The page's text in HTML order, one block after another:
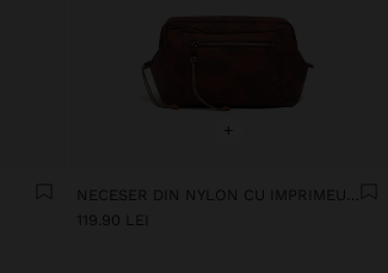
+
NECESER DIN NYLON CU IMPRIMEU FLORAL
119.90 LEI